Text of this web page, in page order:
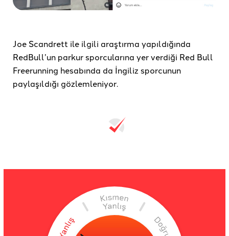
Joe Scandrett ile ilgili araştırma yapıldığında
RedBull’un parkur sporcularına yer verdiği Red Bull
Freerunning hesabında da İngiliz sporcunun
paylaşıldığı gözlemleniyor.